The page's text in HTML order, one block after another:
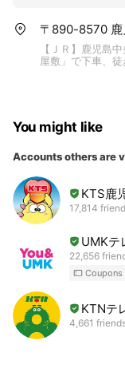
〒890-8570 鹿
【ＪＲ】鹿児島
屋敷」で下車、徒
You might like
Accounts others are
KTS鹿
17,814
UMKテ
22,656
Coupons
KTNテ
4,661